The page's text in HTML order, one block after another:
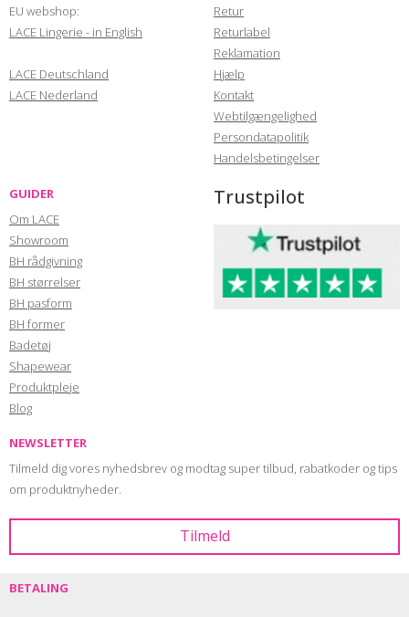
EU webshop:
LACE Lingerie - in English
LACE Deutschland
LACE Nederland
Retur
Returlabel
Reklamation
Hjælp
Kontakt
Webtilgængelighed
Persondatapolitik
Handelsbetingelser
GUIDER
Om LACE
Showroom
BH rådgivning
BH størrelser
BH pasform
BH former
Badetøj
Shapewear
Produktpleje
Blog
Trustpilot
NEWSLETTER
Tilmeld dig vores nyhedsbrev og modtag super tilbud, rabatkoder og tips
om produktnyheder.
BETALING